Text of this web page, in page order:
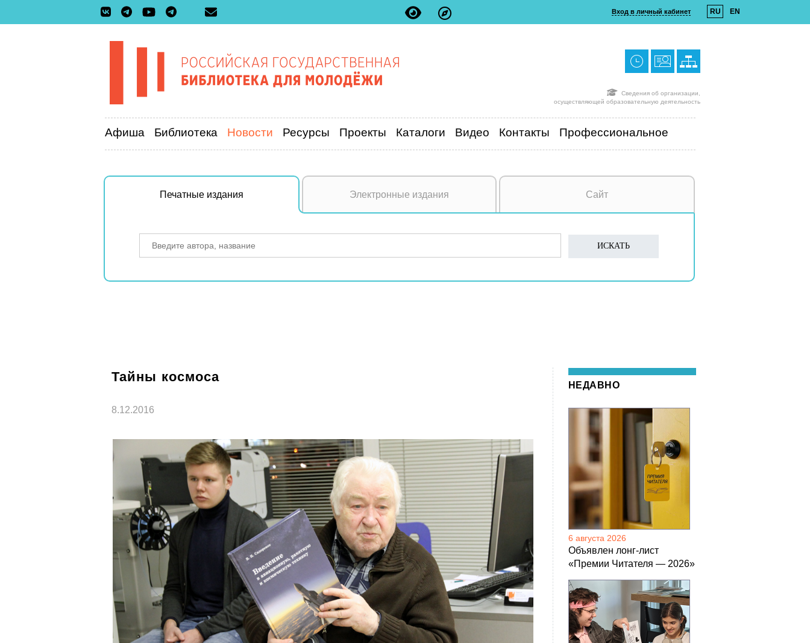
Вход в личный кабинет RU EN
Сведения об организации,
осуществляющей образовательную деятельность
Афиша Библиотека Новости Ресурсы Проекты Каталоги Видео Контакты Профессиональное
Печатные издания Электронные издания Сайт
Тайны космоса
8.12.2016
НЕДАВНО
6 августа 2026
Объявлен лонг-лист
«Премии Читателя — 2026»